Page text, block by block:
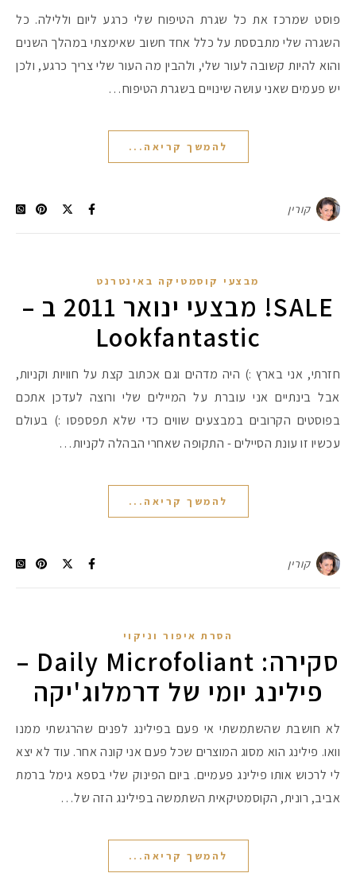
מקדמי הגנה
#הסטודיושלקורין
פוסט שמרכז את כל שגרת הטיפוח שלי כרגע ליום וללילה. כל
השגרה שלי מתבססת על כלל אחד חשוב שאימצתי במהלך השנים
והוא להיות קשובה לעור שלי, ולהבין מה העור שלי צריך כרגע, ולכן
יש פעמים שאני עושה שינויים בשגרת הטיפוח…
להמשך קריאה...
קורין
מבצעי קוסמטיקה באינטרנט
SALE! מבצעי ינואר 2011 ב –
Lookfantastic
חזרתי, אני בארץ :) היה מדהים וגם אכתוב קצת על חוויות וקניות,
אבל בינתיים אני עוברת על המיילים שלי ורוצה לעדכן אתכם
בפוסטים הקרובים במבצעים שווים כדי שלא תפספסו :) בעולם
עכשיו זו עונת הסיילים - התקופה שאחרי הבהלה לקניות…
להמשך קריאה...
קורין
הסרת איפור וניקוי
סקירה: Daily Microfoliant –
פילינג יומי של דרמלוג'יקה
לא חושבת שהשתמשתי אי פעם בפילינג לפנים שהרגשתי ממנו
וואו. פילינג הוא מסוג המוצרים שכל פעם אני קונה אחר. עוד לא יצא
לי לרכוש אותו פילינג פעמיים. ביום הפינוק שלי בספא גימל ברמת
אביב, רונית, הקוסמטיקאית השתמשה בפילינג הזה של…
להמשך קריאה...